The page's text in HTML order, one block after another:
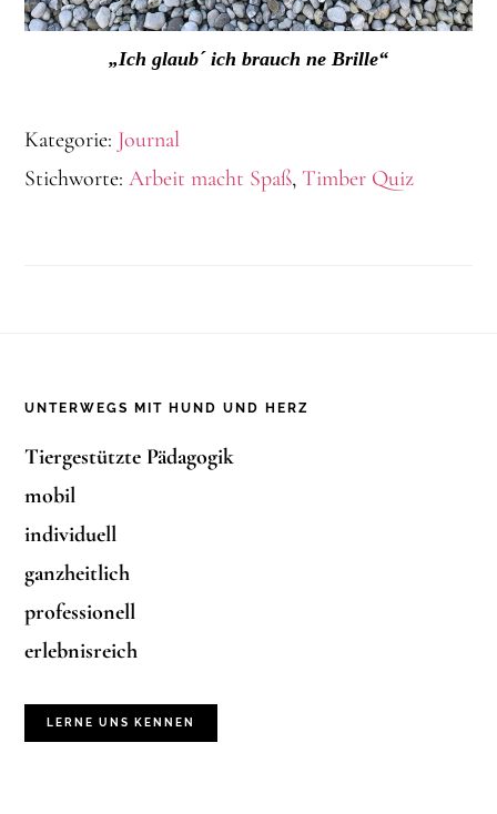
„Ich glaub´ ich brauch ne Brille“
Kategorie: Journal
Stichworte:Arbeit macht Spaß,Timber Quiz
UNTERWEGS MIT HUND UND HERZ
Tiergestützte Pädagogik
mobil
individuell
ganzheitlich
professionell
erlebnisreich
LERNE UNS KENNEN